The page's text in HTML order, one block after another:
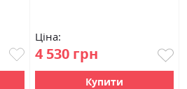
Ціна:
4 530 грн
Купити